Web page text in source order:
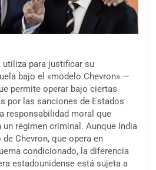
utiliza para justificar su
bajo el «modelo Chevron» —
permite operar bajo ciertas
por las sanciones de Estados
responsabilidad moral que
régimen criminal. Aunque India
Chevron, que opera en
condicionado, la diferencia
estadounidense está sujeta a